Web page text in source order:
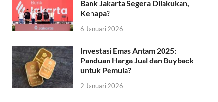
Bank Jakarta Segera Dilakukan,
Kenapa?
6 Januari 2026
Investasi Emas Antam 2025:
Panduan Harga Jual dan Buyback
untuk Pemula?
2 Januari 2026